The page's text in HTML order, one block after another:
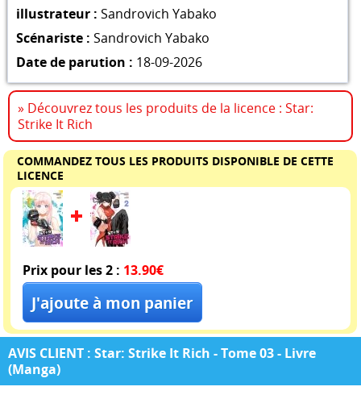
illustrateur : Sandrovich Yabako
Scénariste : Sandrovich Yabako
Date de parution : 18-09-2026
» Découvrez tous les produits de la licence : Star:
Strike It Rich
COMMANDEZ TOUS LES PRODUITS DISPONIBLE DE CETTE
LICENCE
Prix pour les 2 : 13.90€
AVIS CLIENT : Star: Strike It Rich - Tome 03 - Livre
(Manga)